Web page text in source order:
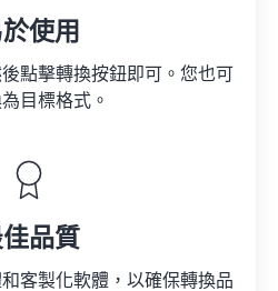
使用
點擊轉換按鈕即可。您也可
目標格式。
品質
客製化軟體，以確保轉換品